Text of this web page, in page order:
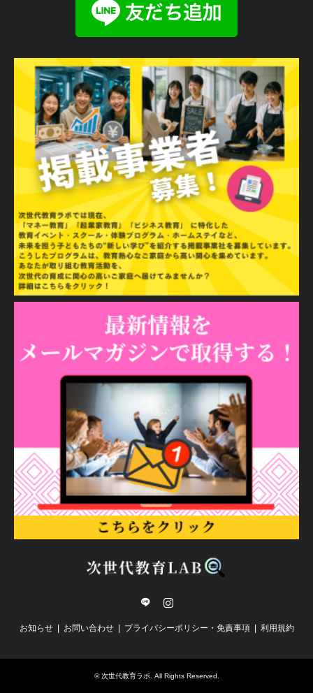
お知らせ お問い合わせ プライバシーポリシー・免責事項 利用規約
©次世代教育ラボ. All Rights Reserved.